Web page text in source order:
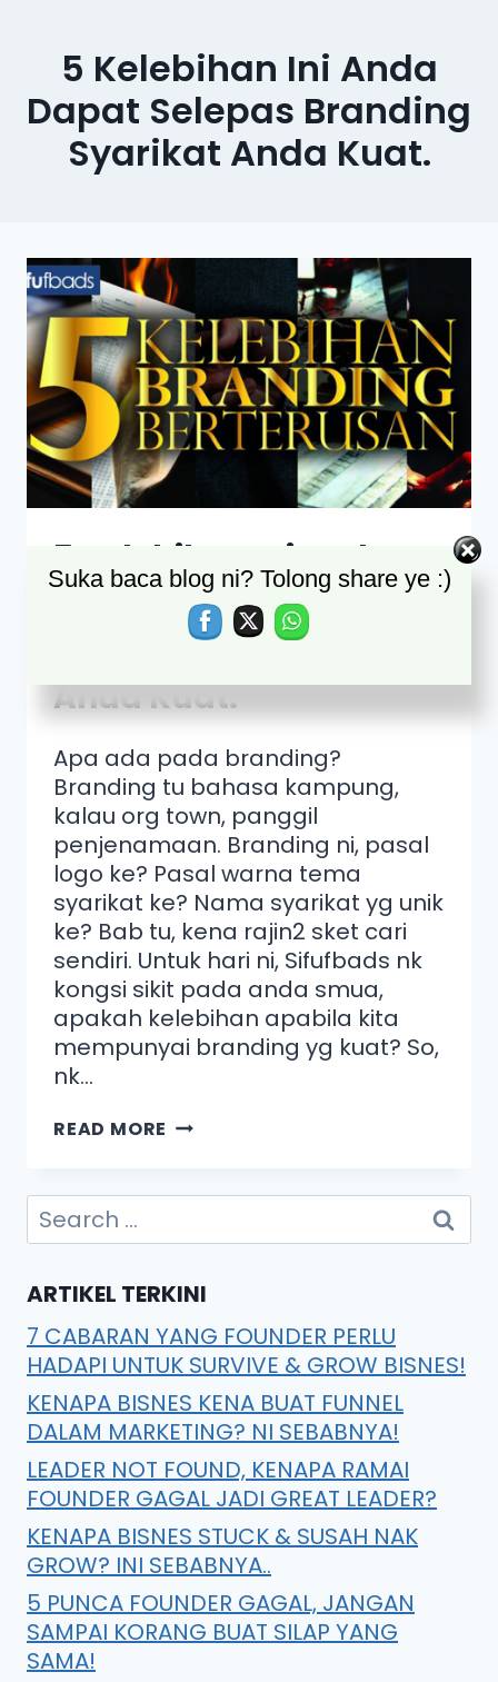
5 Kelebihan Ini Anda
Dapat Selepas Branding
Syarikat Anda Kuat.
5 Kelebihan Ini Anda
Bakal Dapat Selepas
Branding Syarikat
Anda Kuat.
Apa ada pada branding?
Branding tu bahasa kampung,
kalau org town, panggil
penjenamaan. Branding ni, pasal
logo ke? Pasal warna tema
syarikat ke? Nama syarikat yg unik
ke? Bab tu, kena rajin2 sket cari
sendiri. Untuk hari ni, Sifufbads nk
kongsi sikit pada anda smua,
apakah kelebihan apabila kita
mempunyai branding yg kuat? So,
nk…
READ MORE
ARTIKEL TERKINI
7 CABARAN YANG FOUNDER PERLU
HADAPI UNTUK SURVIVE & GROW BISNES!
KENAPA BISNES KENA BUAT FUNNEL
DALAM MARKETING? NI SEBABNYA!
LEADER NOT FOUND, KENAPA RAMAI
FOUNDER GAGAL JADI GREAT LEADER?
KENAPA BISNES STUCK & SUSAH NAK
GROW? INI SEBABNYA..
5 PUNCA FOUNDER GAGAL, JANGAN
SAMPAI KORANG BUAT SILAP YANG
SAMA!
Suka baca blog ni? Tolong share ye :)